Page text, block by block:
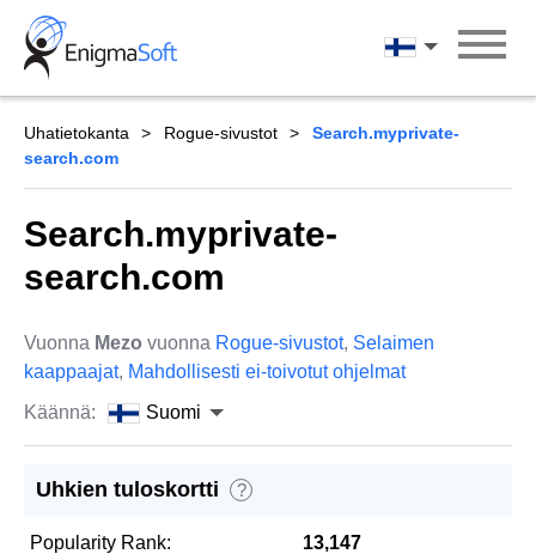
Skip
content
Suomi
Uhatietokanta Rogue-sivustot
Search.myprivate-
search.com
Search.myprivate-
search.com
Vuonna Mezo vuonna Rogue-sivustot, Selaimen
kaappaajat, Mahdollisesti ei-toivotut ohjelmat
Käännä:
Suomi
Uhkien tuloskortti ?
Popularity Rank:
13,147